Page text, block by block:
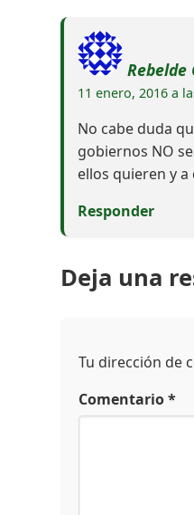
Rebelde
11 enero, 2016 a
No cabe duda
gobiernos NO
ellos quieren y
Responder
Deja una
Tu dirección de
Comentario*